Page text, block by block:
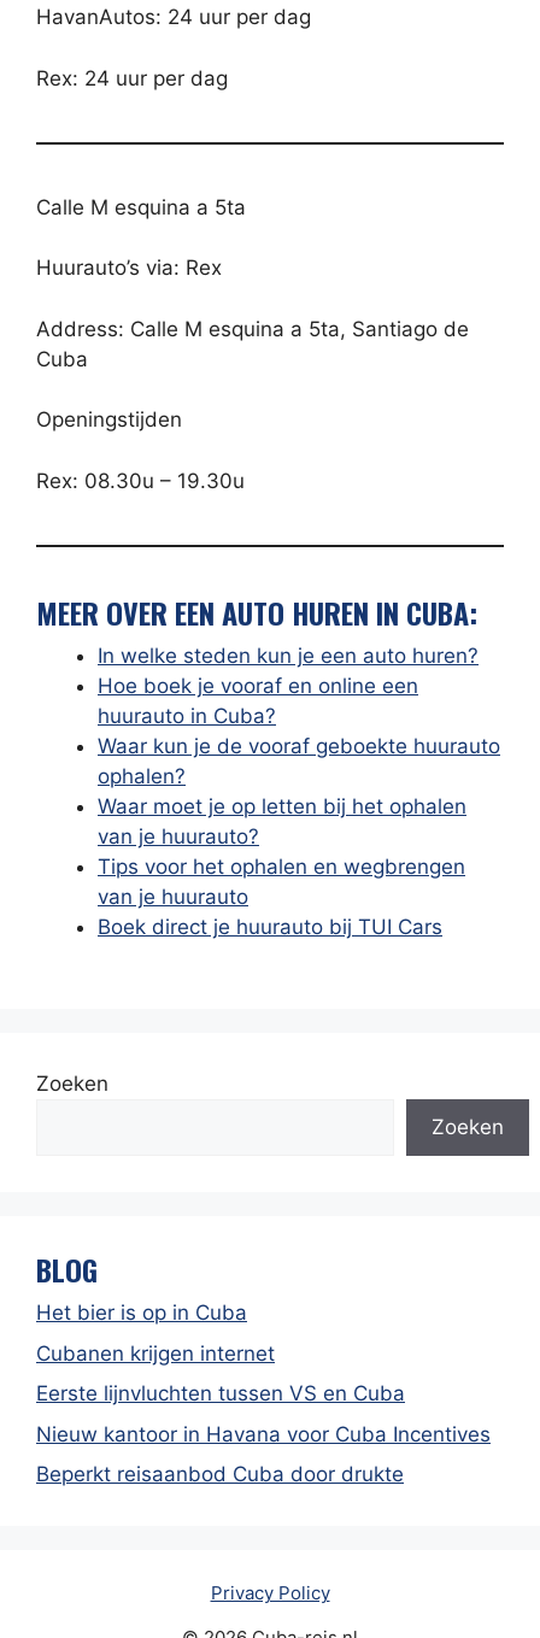
HavanAutos: 24 uur per dag
Rex: 24 uur per dag
Calle M esquina a 5ta
Huurauto’s via: Rex
Address: Calle M esquina a 5ta, Santiago de
Cuba
Openingstijden
Rex: 08.30u – 19.30u
MEER OVER EEN AUTO HUREN IN CUBA:
In welke steden kun je een auto huren?
Hoe boek je vooraf en online een
huurauto in Cuba?
Waar kun je de vooraf geboekte huurauto
ophalen?
Waar moet je op letten bij het ophalen
van je huurauto?
Tips voor het ophalen en wegbrengen
van je huurauto
Boek direct je huurauto bij TUI Cars
Zoeken
Zoeken
BLOG
Het bier is op in Cuba
Cubanen krijgen internet
Eerste lijnvluchten tussen VS en Cuba
Nieuw kantoor in Havana voor Cuba Incentives
Beperkt reisaanbod Cuba door drukte
Privacy Policy